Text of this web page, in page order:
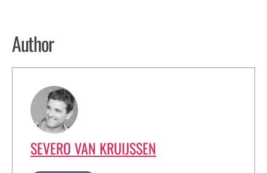
Author
SEVERO VAN KRUIJSSEN